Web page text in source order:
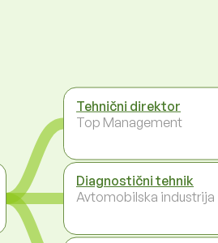
Tehnični direktor
Top Management
Diagnostični tehnik
Avtomobilska industrija